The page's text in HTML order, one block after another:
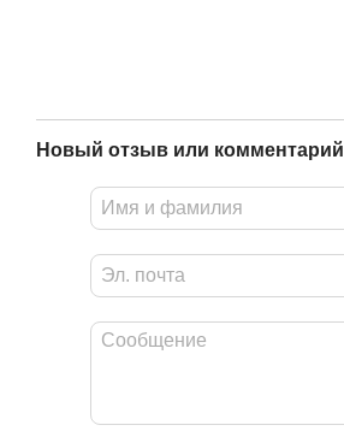
Новый отзыв или комментарий